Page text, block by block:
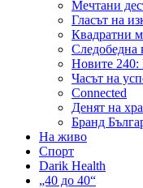
Мечтани
Гласът на
Квадратни
Следобедна
Новите 240:
Часът на
Connected
Денят на
Бранд
На живо
Спорт
Darik Health
„40 до 40“